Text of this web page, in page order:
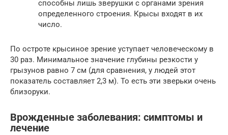
способны лишь зверушки с органами зрения
определенного строения. Крысы входят в их
число.
По остроте крысиное зрение уступает человеческому в
30 раз. Минимальное значение глубины резкости у
грызунов равно 7 см (для сравнения, у людей этот
показатель составляет 2,3 м). То есть эти зверьки очень
близоруки.
Врожденные заболевания: симптомы и
лечение